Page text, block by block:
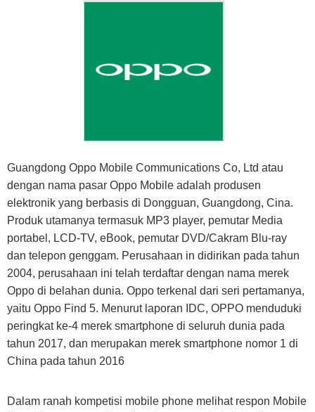
Guangdong Oppo Mobile Communications Co, Ltd atau
dengan nama pasar Oppo Mobile adalah produsen
elektronik yang berbasis di Dongguan, Guangdong, Cina.
Produk utamanya termasuk MP3 player, pemutar Media
portabel, LCD-TV, eBook, pemutar DVD/Cakram Blu-ray
dan telepon genggam. Perusahaan in didirikan pada tahun
2004, perusahaan ini telah terdaftar dengan nama merek
Oppo di belahan dunia. Oppo terkenal dari seri pertamanya,
yaitu Oppo Find 5. Menurut laporan IDC, OPPO menduduki
peringkat ke-4 merek smartphone di seluruh dunia pada
tahun 2017, dan merupakan merek smartphone nomor 1 di
China pada tahun 2016
Dalam ranah kompetisi mobile phone melihat respon Mobile